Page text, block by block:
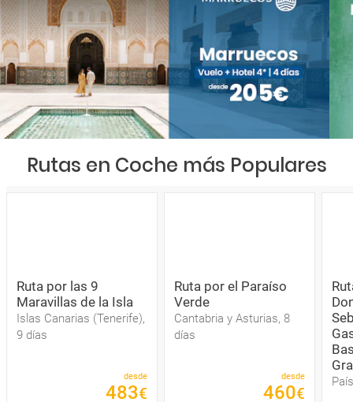
Rutas en Coche más Populares
Ruta por las 9
Maravillas de la Isla
Islas Canarias (Tenerife),
9 días
desde
483€
Ruta por el Paraíso
Verde
Cantabria y Asturias, 8
días
desde
460€